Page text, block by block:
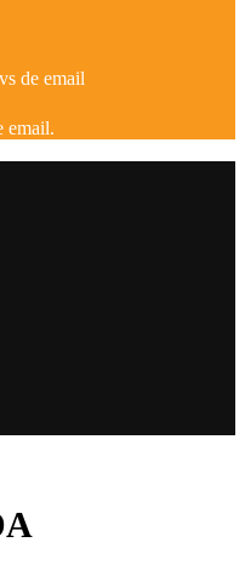
de email
email.